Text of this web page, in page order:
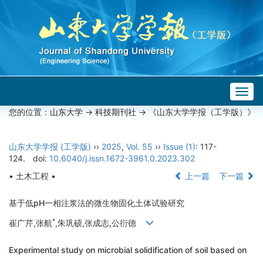
您的位置： 山东大学 -> 科技期刊社 -> 《山东大学学报（工学版）》
山东大学学报 (工学版) ›› 2025, Vol. 55 ›› Issue (1): 117-
124.
doi: 10.6040/j.issn.1672-3961.0.2023.302
• 土木工程 •
上一篇 下一篇
基于低pH一相注浆法的微生物固化土体试验研究
崔广芹,张航*,朱巩硕,张成志,公衍德
Experimental study on microbial solidification of soil based on